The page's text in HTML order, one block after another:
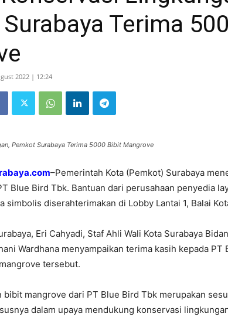
Terima
2022 | 12:24
Pemkot Surabaya Terima 5000 Bibit Mangrove
–Pemerintah Kota (Pemkot) Surabaya
Blue Bird Tbk. Bantuan dari perusahaan penyedia
simbolis diserahterimakan di Lobby Lantai 1, Balai
Eri Cahyadi, Staf Ahli Wali Kota Surabaya
Wardhana menyampaikan terima kasih kepada PT
tersebut.
bibit mangrove dari PT Blue Bird Tbk merupakan
dalam upaya mendukung konservasi